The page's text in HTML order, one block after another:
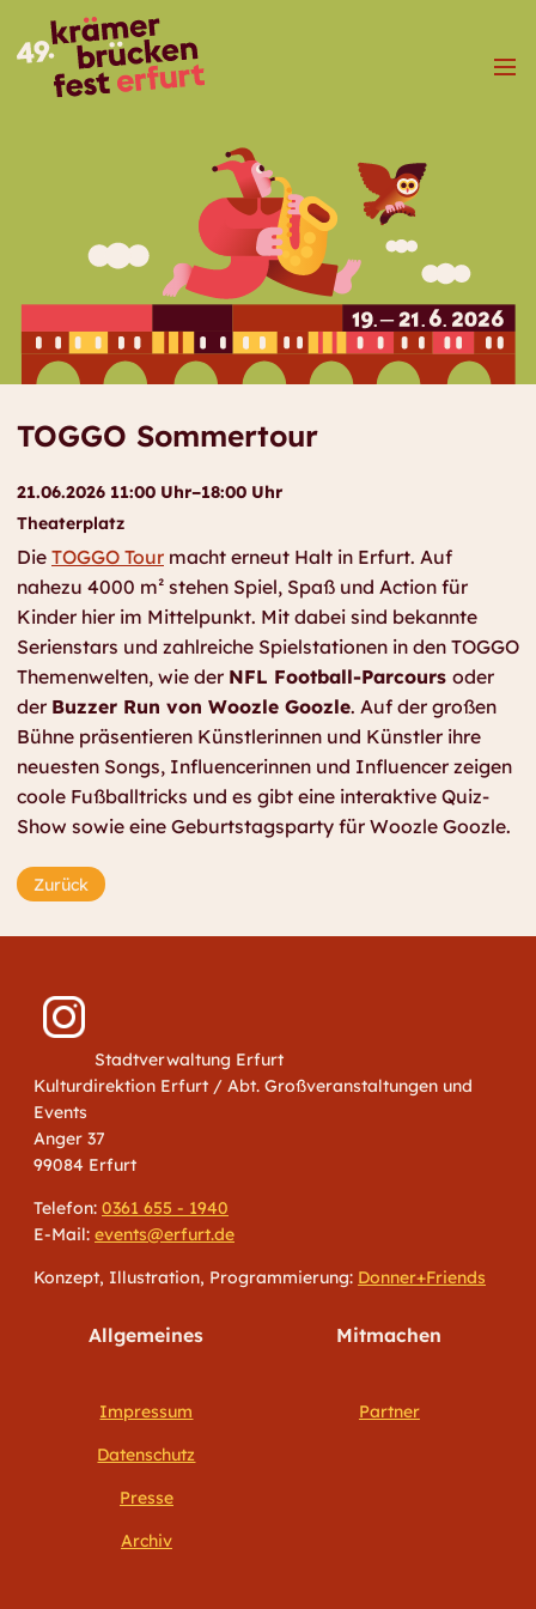
Menü
TOGGO Sommertour
21.06.2026 11:00 Uhr–18:00 Uhr
Theaterplatz
Die TOGGO Tour macht erneut Halt in Erfurt. Auf
nahezu 4000 m² stehen Spiel, Spaß und Action für
Kinder hier im Mittelpunkt. Mit dabei sind bekannte
Serienstars und zahlreiche Spielstationen in den TOGGO
Themenwelten, wie der NFL Football-Parcours oder
der Buzzer Run von Woozle Goozle. Auf der großen
Bühne präsentieren Künstlerinnen und Künstler ihre
neuesten Songs, Influencerinnen und Influencer zeigen
coole Fußballtricks und es gibt eine interaktive Quiz-
Show sowie eine Geburtstagsparty für Woozle Goozle.
Zurück
Stadtverwaltung Erfurt
Kulturdirektion Erfurt / Abt. Großveranstaltungen und
Events
Anger 37
99084 Erfurt
Telefon: 0361 655 - 1940
E-Mail: events@erfurt.de
Konzept, Illustration, Programmierung: Donner+Friends
Allgemeines
Impressum
Datenschutz
Presse
Archiv
Mitmachen
Partner